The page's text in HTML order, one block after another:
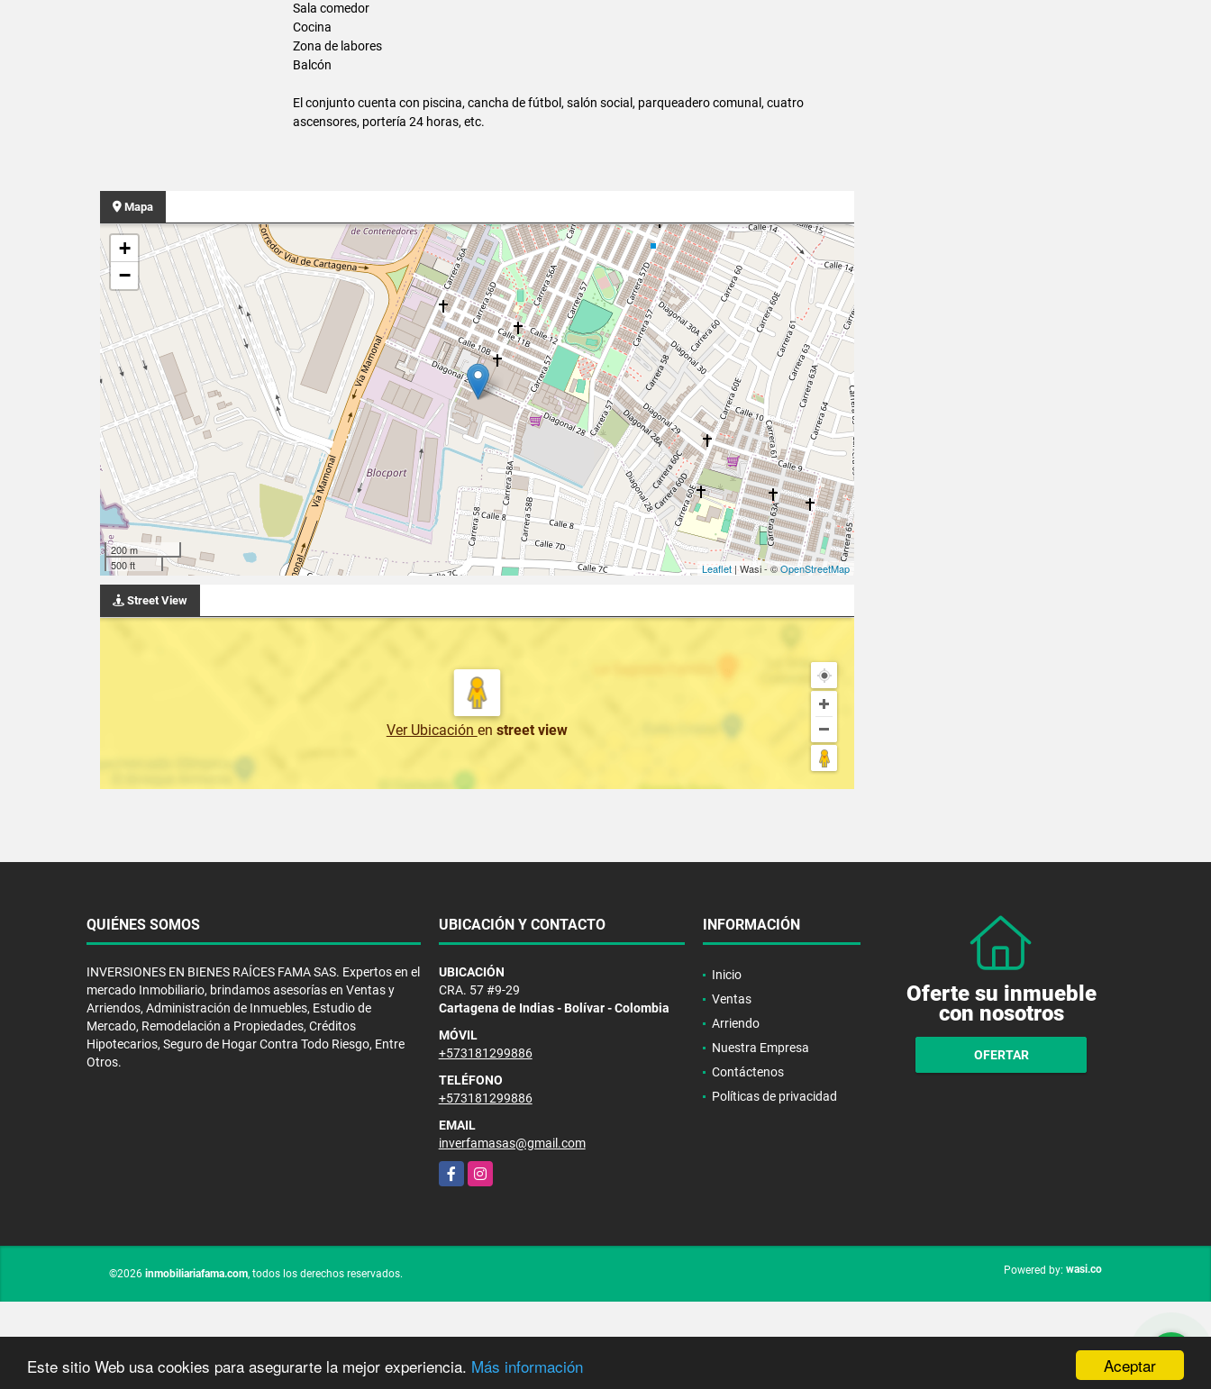
Aceptar
Este sitio Web usa cookies para asegurarte la mejor experiencia. Más información
Sala comedor
Cocina
Zona de labores
Balcón
El conjunto cuenta con piscina, cancha de fútbol, salón social, parqueadero comunal, cuatro
ascensores, portería 24 horas, etc.
Mapa
+
−
200 m
500 ft
Leaflet| Wasi - ©OpenStreetMap
Street View
Ver Ubicación en street view
QUIÉNES SOMOS
INVERSIONES EN BIENES RAÍCES FAMA SAS. Expertos en el
mercado Inmobiliario, brindamos asesorías en Ventas y
Arriendos, Administración de Inmuebles, Estudio de
Mercado, Remodelación a Propiedades, Créditos
Hipotecarios, Seguro de Hogar Contra Todo Riesgo, Entre
Otros.
UBICACIÓN Y CONTACTO
UBICACIÓN
CRA. 57 #9-29
Cartagena de Indias - Bolívar - Colombia
MÓVIL
+573181299886
TELÉFONO
+573181299886
EMAIL
inverfamasas@gmail.com
FacebookInstagram
INFORMACIÓN
Inicio
Ventas
Arriendo
Nuestra Empresa
Contáctenos
Políticas de privacidad
Oferte su inmueble
con nosotros
OFERTAR
©2026 inmobiliariafama.com, todos los derechos reservados. Powered by: wasi.co